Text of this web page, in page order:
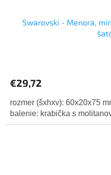
Swarovski - Menora,
€29,72
rozmer (šxhxv): 60x20x75
balenie: krabička s